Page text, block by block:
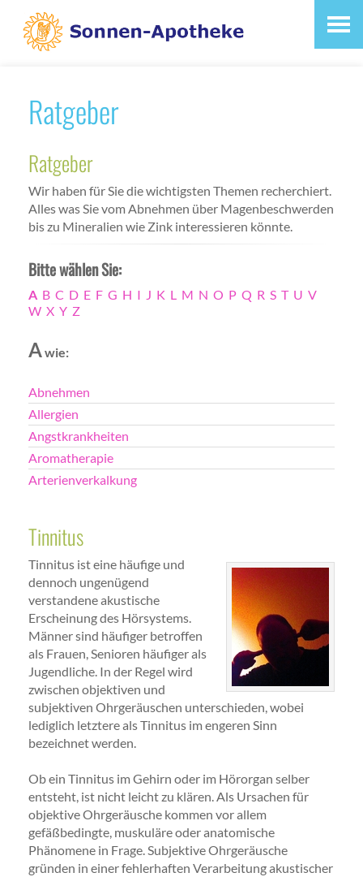
Ratgeber
Ratgeber
Wir haben für Sie die wichtigsten Themen recherchiert.
Alles was Sie vom Abnehmen über Magenbeschwerden
bis zu Mineralien wie Zink interessieren könnte.
Bitte wählen Sie:
A B C D E F G H I J K L M N O P Q R S T U V
W X Y Z
Awie:
Abnehmen
Allergien
Angstkrankheiten
Aromatherapie
Arterienverkalkung
Tinnitus
Tinnitus ist eine häufige und
dennoch ungenügend
verstandene akustische
Erscheinung des Hörsystems.
Männer sind häufiger betroffen
als Frauen, Senioren häufiger als
Jugendliche. In der Regel wird
zwischen objektiven und
subjektiven Ohrgeräuschen unterschieden, wobei
lediglich letztere als Tinnitus im engeren Sinn
bezeichnet werden.
Ob ein Tinnitus im Gehirn oder im Hörorgan selber
entsteht, ist nicht leicht zu klären. Als Ursachen für
objektive Ohrgeräusche kommen vor allem
gefäßbedingte, muskuläre oder anatomische
Phänomene in Frage. Subjektive Ohrgeräusche
gründen in einer fehlerhaften Verarbeitung akustischer